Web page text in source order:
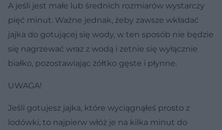
A jeśli jest małe lub średnich rozmiarów wystarczy
pięć minut. Ważne jednak, żeby zawsze wkładać
jajka do gotującej się wody, w ten sposób nie będzie
się nagrzewać wraz z wodą i zetnie się wyłącznie
białko, pozostawiając żółtko gęste i płynne.
UWAGA!
Jeśli gotujesz jajka, które wyciągnąłeś prosto z
lodówki, to najpierw włóż je na kilka minut do